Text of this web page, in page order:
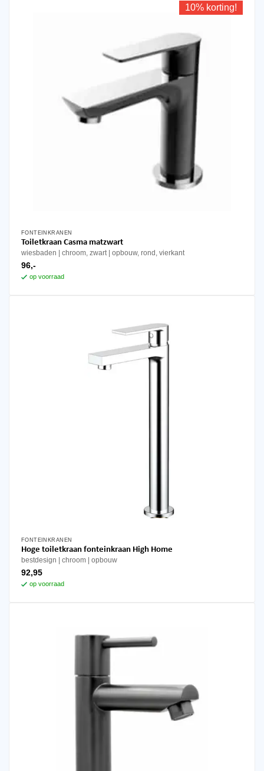
10% korting!
FONTEINKRANEN
Toiletkraan Casma matzwart
wiesbaden chroom, zwart opbouw, rond, vierkant
96,-
op voorraad
FONTEINKRANEN
Hoge toiletkraan fonteinkraan High Home
bestdesign chroom opbouw
92,95
op voorraad